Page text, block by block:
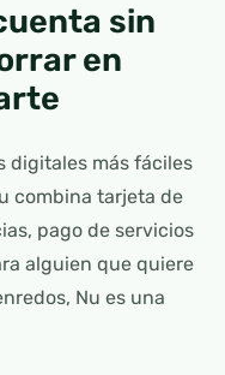
sin
en
digitales más fáciles
combina tarjeta de
pago de servicios
alguien que quiere
Nu es una